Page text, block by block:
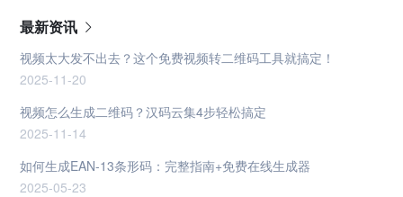
最新资讯
视频太大发不出去？这个免费视频转二维码工具就搞定！
2025-11-20
视频怎么生成二维码？汉码云集4步轻松搞定
2025-11-14
如何生成EAN-13条形码：完整指南+免费在线生成器
2025-05-23